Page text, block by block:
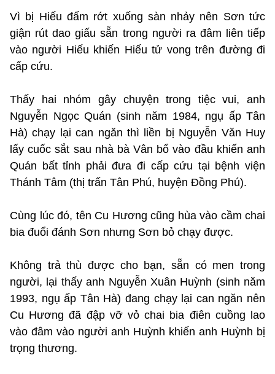
Vì bị Hiếu đấm rớt xuống sàn nhảy nên Sơn tức
giận rút dao giấu sẵn trong người ra đâm liên tiếp
vào người Hiếu khiến Hiếu tử vong trên đường đi
cấp cứu.
Thấy hai nhóm gây chuyện trong tiệc vui, anh
Nguyễn Ngọc Quán (sinh năm 1984, ngụ ấp Tân
Hà) chạy lại can ngăn thì liền bị Nguyễn Văn Huy
lấy cuốc sắt sau nhà bà Vân bổ vào đầu khiến anh
Quán bất tỉnh phải đưa đi cấp cứu tại bệnh viện
Thánh Tâm (thị trấn Tân Phú, huyện Đồng Phú).
Cùng lúc đó, tên Cu Hương cũng hùa vào cầm chai
bia đuổi đánh Sơn nhưng Sơn bỏ chạy được.
Không trả thù được cho bạn, sẵn có men trong
người, lại thấy anh Nguyễn Xuân Huỳnh (sinh năm
1993, ngụ ấp Tân Hà) đang chạy lại can ngăn nên
Cu Hương đã đập vỡ vỏ chai bia điên cuồng lao
vào đâm vào người anh Huỳnh khiến anh Huỳnh bị
trọng thương.